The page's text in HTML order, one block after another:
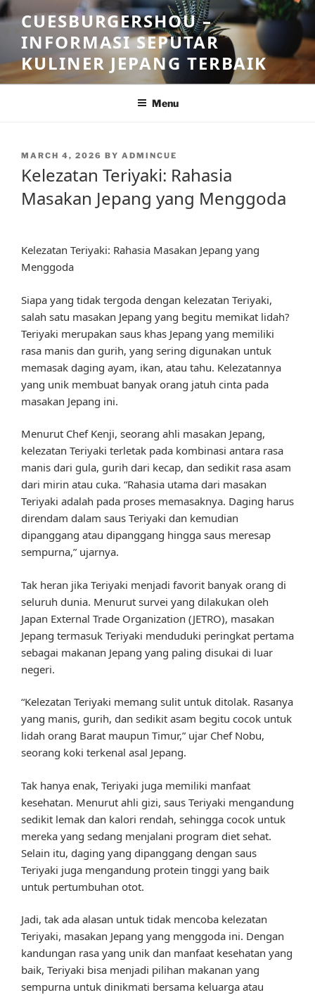
Skip
to
content
CUESBURGERSHOU –
INFORMASI SEPUTAR
KULINER JEPANG TERBAIK
Menu
POSTED
MARCH 4, 2026 BY ADMINCUE
Kelezatan Teriyaki: Rahasia
Masakan Jepang yang Menggoda
Kelezatan Teriyaki: Rahasia Masakan Jepang yang
Menggoda
Siapa yang tidak tergoda dengan kelezatan Teriyaki,
salah satu masakan Jepang yang begitu memikat lidah?
Teriyaki merupakan saus khas Jepang yang memiliki
rasa manis dan gurih, yang sering digunakan untuk
memasak daging ayam, ikan, atau tahu. Kelezatannya
yang unik membuat banyak orang jatuh cinta pada
masakan Jepang ini.
Menurut Chef Kenji, seorang ahli masakan Jepang,
kelezatan Teriyaki terletak pada kombinasi antara rasa
manis dari gula, gurih dari kecap, dan sedikit rasa asam
dari mirin atau cuka. “Rahasia utama dari masakan
Teriyaki adalah pada proses memasaknya. Daging harus
direndam dalam saus Teriyaki dan kemudian
dipanggang atau dipanggang hingga saus meresap
sempurna,” ujarnya.
Tak heran jika Teriyaki menjadi favorit banyak orang di
seluruh dunia. Menurut survei yang dilakukan oleh
Japan External Trade Organization (JETRO), masakan
Jepang termasuk Teriyaki menduduki peringkat pertama
sebagai makanan Jepang yang paling disukai di luar
negeri.
“Kelezatan Teriyaki memang sulit untuk ditolak. Rasanya
yang manis, gurih, dan sedikit asam begitu cocok untuk
lidah orang Barat maupun Timur,” ujar Chef Nobu,
seorang koki terkenal asal Jepang.
Tak hanya enak, Teriyaki juga memiliki manfaat
kesehatan. Menurut ahli gizi, saus Teriyaki mengandung
sedikit lemak dan kalori rendah, sehingga cocok untuk
mereka yang sedang menjalani program diet sehat.
Selain itu, daging yang dipanggang dengan saus
Teriyaki juga mengandung protein tinggi yang baik
untuk pertumbuhan otot.
Jadi, tak ada alasan untuk tidak mencoba kelezatan
Teriyaki, masakan Jepang yang menggoda ini. Dengan
kandungan rasa yang unik dan manfaat kesehatan yang
baik, Teriyaki bisa menjadi pilihan makanan yang
sempurna untuk dinikmati bersama keluarga atau